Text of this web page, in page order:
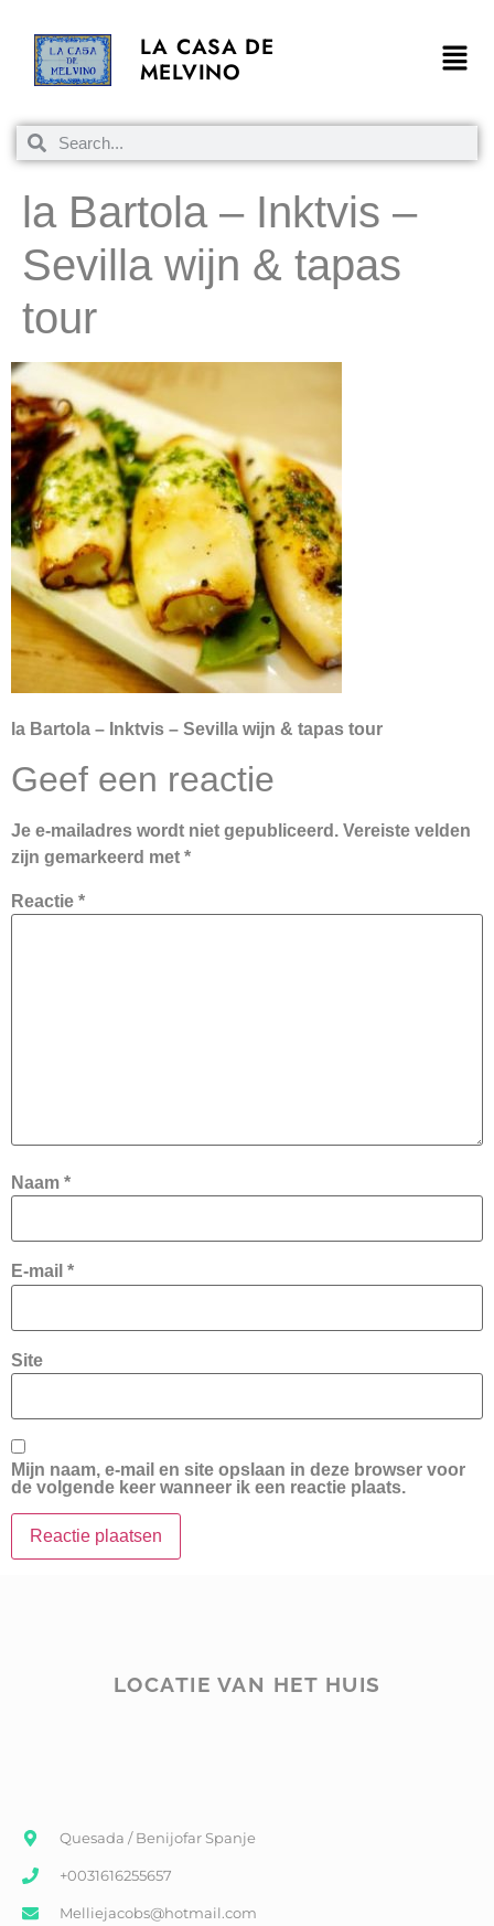
LA CASA DE
MELVINO
la Bartola – Inktvis –
Sevilla wijn & tapas
tour
la Bartola – Inktvis – Sevilla wijn & tapas tour
Geef een reactie
Je e-mailadres wordt niet gepubliceerd. Vereiste velden
zijn gemarkeerd met *
Reactie *
Naam *
E-mail *
Site
Mijn naam, e-mail en site opslaan in deze browser voor
de volgende keer wanneer ik een reactie plaats.
LOCATIE VAN HET HUIS
Quesada / Benijofar Spanje
+0031616255657
Melliejacobs@hotmail.com